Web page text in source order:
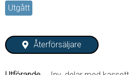
Utgått
Återförsäljare